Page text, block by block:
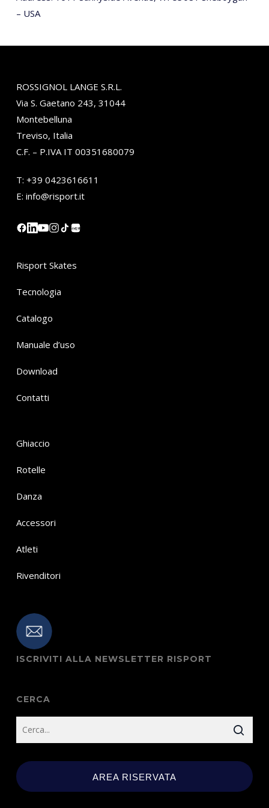
– USA
ROSSIGNOL LANGE S.R.L.
Via S. Gaetano 243, 31044
Montebelluna
Treviso, Italia
C.F. – P.IVA IT 00351680079
T: +39 0423616611
E: info@risport.it
小红书
Risport Skates
Tecnologia
Catalogo
Manuale d’uso
Download
Contatti
Ghiaccio
Rotelle
Danza
Accessori
Atleti
Rivenditori
ISCRIVITI ALLA NEWSLETTER RISPORT
CERCA
AREA RISERVATA